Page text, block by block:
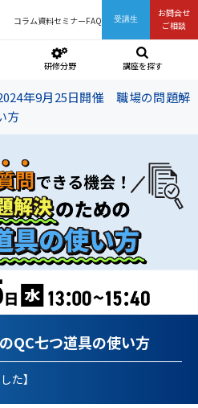
コラム資料セミナーFAQ 受講生
お問合せ
ご相談
研修分野 講座を探す
年9月25日開催 職場の問題解
方
QC七つ道具の使い方
た】